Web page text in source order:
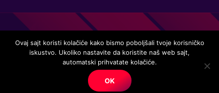
Handmade in Serbia 15 years ago, while listening to the great
© Copyright. All right reserved.
Ovaj sajt koristi kolačiće kako bismo poboljšali tvoje korisničko
iskustvo. Ukoliko nastavite da koristite naš web sajt,
automatski prihvatate kolačiće.
OK